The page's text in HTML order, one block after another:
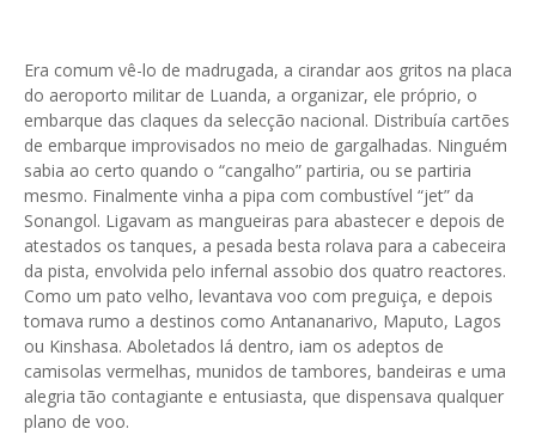
Era comum vê-lo de madrugada, a cirandar aos gritos na placa
do aeroporto militar de Luanda, a organizar, ele próprio, o
embarque das claques da selecção nacional. Distribuía cartões
de embarque improvisados no meio de gargalhadas. Ninguém
sabia ao certo quando o “cangalho” partiria, ou se partiria
mesmo. Finalmente vinha a pipa com combustível “jet” da
Sonangol. Ligavam as mangueiras para abastecer e depois de
atestados os tanques, a pesada besta rolava para a cabeceira
da pista, envolvida pelo infernal assobio dos quatro reactores.
Como um pato velho, levantava voo com preguiça, e depois
tomava rumo a destinos como Antananarivo, Maputo, Lagos
ou Kinshasa. Aboletados lá dentro, iam os adeptos de
camisolas vermelhas, munidos de tambores, bandeiras e uma
alegria tão contagiante e entusiasta, que dispensava qualquer
plano de voo.